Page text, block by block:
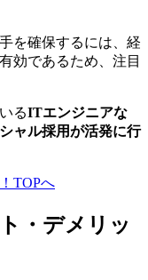
を確保するには、経
効であるため、注目
るITエンジニアな
ャル採用が活発に行
TOPへ
・デメリッ